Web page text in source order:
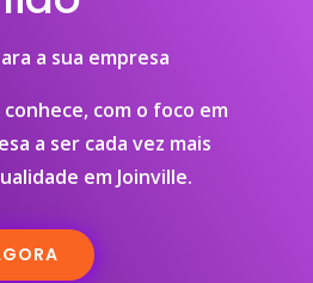
a sua empresa
com o foco em
a ser cada vez mais
em Joinville.